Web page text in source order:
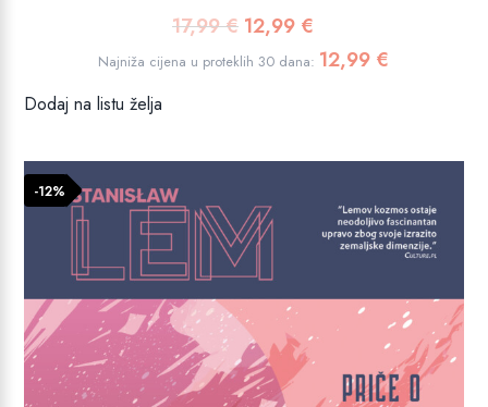
17,99€ Izvorna
cijena
12,99 €
cijena
Najniža cijena u proteklih 30 dana: 12,99 €
Dodaj na listu želja
-12%